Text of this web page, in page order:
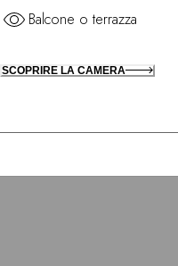
Balcone o terrazza
SCOPRIRE LA CAMERA